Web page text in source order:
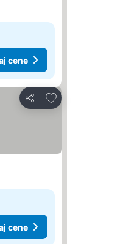
cene
Deli
Dodati u favorite
cene